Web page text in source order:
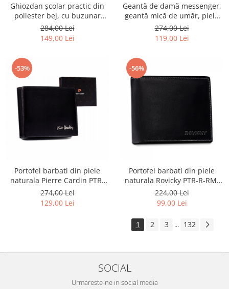
Ghiozdan școlar practic din
poliester bej, cu buzunar
suplimentar și spațiu pentru
o sticlă de apă - Peterson PTR-
PTN 8610-1341 BEIGE
284,00 Lei
149,00 Lei
Geantă de damă messenger,
geantă mică de umăr, piele
ecologică, geantă bej cu
fermoar la modă - Peterson
PTR-PTN MX02-P-7717-D.BE
274,00 Lei
119,00 Lei
-53%
Portofel barbati din piele
naturala Pierre Cardin PTR-
8806 TILAK51
274,00 Lei
129,00 Lei
-56%
Portofel barbati din piele
naturala Rovicky PTR-R-RM-
11-GCL-1834 BL
224,00 Lei
99,00 Lei
1 2 3 ... 132
SOCIAL
Urmareste-ne in social media